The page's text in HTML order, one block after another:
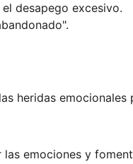
desapego excesivo.
heridas emocionales
emociones y